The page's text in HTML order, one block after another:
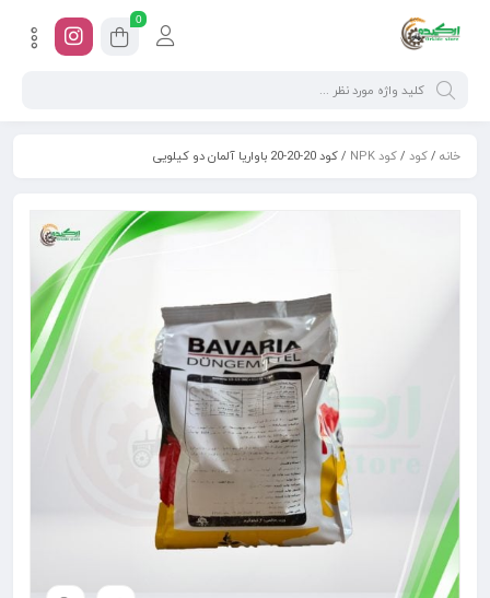
0
خانه /کود /کود NPK / کود 20-20-20 باواریا آلمان دو کیلویی